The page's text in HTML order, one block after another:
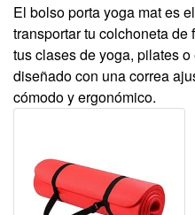
El bolso porta yoga mat es
transportar tu colchoneta
tus clases de yoga, pilates
diseñado con una correa
cómodo y ergonómico.